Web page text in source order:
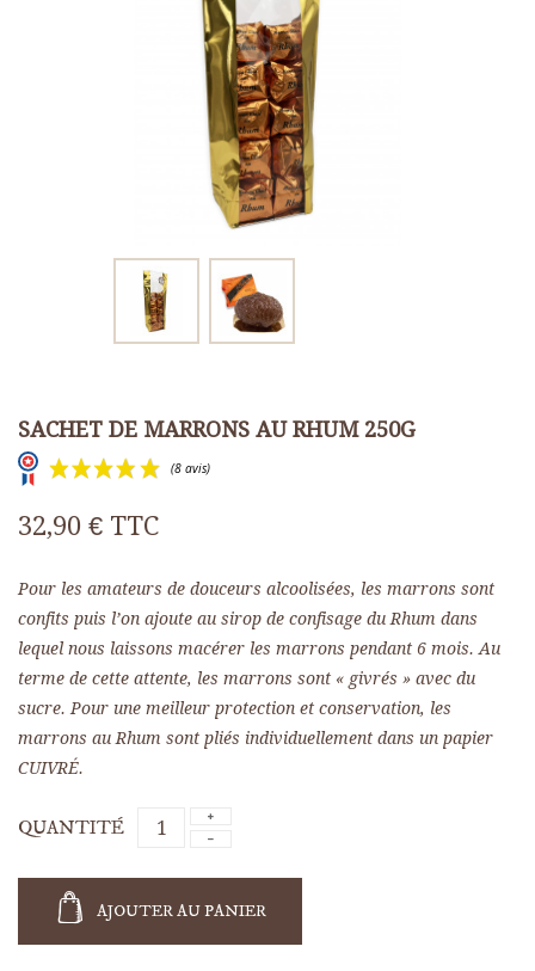
SACHET DE MARRONS AU RHUM 250G
(8 avis)
32,90 € TTC
Pour les amateurs de douceurs alcoolisées, les marrons sont
confits puis l’on ajoute au sirop de confisage du Rhum dans
lequel nous laissons macérer les marrons pendant 6 mois. Au
terme de cette attente, les marrons sont « givrés » avec du
sucre. Pour une meilleur protection et conservation, les
marrons au Rhum sont pliés individuellement dans un papier
CUIVRÉ.
QUANTITÉ
AJOUTER AU PANIER